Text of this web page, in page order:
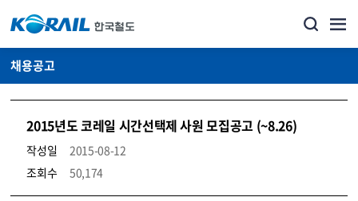
채용공고
2015년도 코레일 시간선택제 사원 모집공고 (~8.26)
작성일
2015-08-12
조회수
50,174
코레일소개_경영공시_채용공고 상세보기 – 내용, 파일, 담당자 연락처로 구성